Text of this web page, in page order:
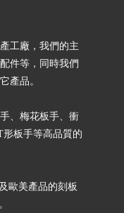
工廠，我們的主
件等，同時我們
產品。
、梅花板手、衝
板手等高品質的
歐美產品的刻板